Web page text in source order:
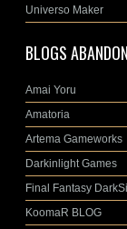
Universo Maker
BLOGS
Amai Yoru
Amatoria
Artema Gameworks
Darkinlight Games
Final Fantasy
KoomaR BLOG